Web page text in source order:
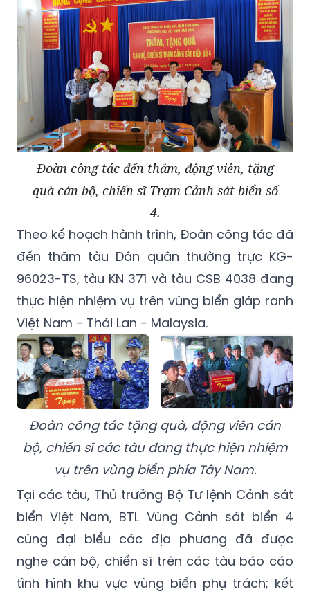
Đoàn công tác đến thăm, động viên, tặng
quà cán bộ, chiến sĩ Trạm Cảnh sát biển số
4.
Theo kế hoạch hành trình, Đoàn công tác đã
đến thăm tàu Dân quân thường trực KG-
96023-TS, tàu KN 371 và tàu CSB 4038 đang
thực hiện nhiệm vụ trên vùng biển giáp ranh
Việt Nam - Thái Lan - Malaysia.
Đoàn công tác tặng quà, động viên cán
bộ, chiến sĩ các tàu đang thực hiện nhiệm
vụ trên vùng biển phía Tây Nam.
Tại các tàu, Thủ trưởng Bộ Tư lệnh Cảnh sát
biển Việt Nam, BTL Vùng Cảnh sát biển 4
cùng đại biểu các địa phương đã được
nghe cán bộ, chiến sĩ trên các tàu báo cáo
tình hình khu vực vùng biển phụ trách; kết